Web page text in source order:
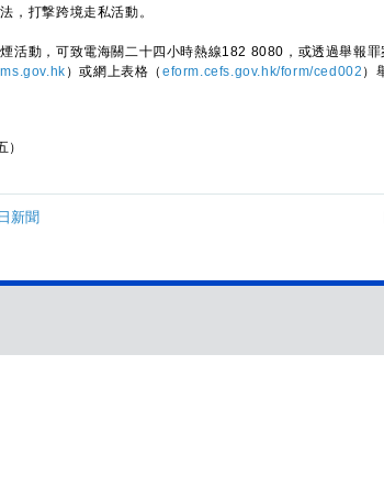
打撃跨境走私活動。
動，可致電海關二十四小時熱線182 8080，或透過舉報罪
）或網上表格（ eform.cefs.gov.hk/form/ced002 ）
新聞